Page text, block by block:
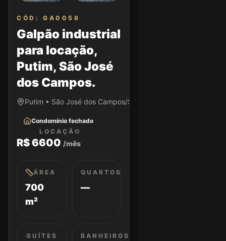
CÓD: GA0056
Galpão industrial
para locação,
Putim, São José
dos Campos.
Putim • São José dos Campos/SP
Condomínio fechado
LOCAÇÃO
R$ 6600 /mês
ÁREA
700
m²
QUARTOS
—
SUÍTES BANHEIROS